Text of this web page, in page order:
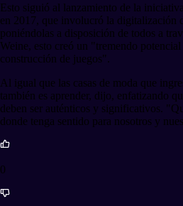
Esto siguió al lanzamiento de la
en 2017, que involucró la digitalización
poniéndolas a disposición de todos a
Weine, esto creó un "tremendo
construcción de juegos".
Al igual que las casas de moda que
también es aprender, dijo, enfatizando
deben ser auténticos y significativos.
donde tenga sentido para nosotros y
0